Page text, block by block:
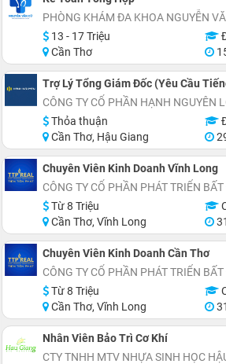
PHÒNG KHÁM ĐA KHOA NGUYỄN
13 - 17 Triệu
Cần Thơ
Trợ Lý Tổng Giám Đốc (Yêu Cầu
CÔNG TY CỔ PHẦN HẠNH NGUYÊN
Thỏa thuận
Cần Thơ, Hậu Giang
Chuyên Viên Kinh Doanh Vĩnh Long
Từ 8 Triệu
Cần Thơ, Vĩnh Long
Chuyên Viên Kinh Doanh Cần Thơ
Từ 8 Triệu
Cần Thơ, Vĩnh Long
Nhân Viên Bảo Trì Cơ Khí
CTY TNHH MTV NHỰA SINH HỌC